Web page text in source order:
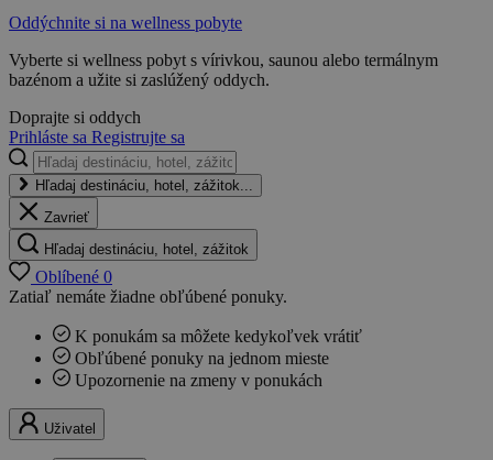
Oddýchnite si na wellness pobyte
Vyberte si wellness pobyt s vírivkou, saunou alebo termálnym
bazénom a užite si zaslúžený oddych.
Doprajte si oddych
Prihláste sa Registrujte sa
Hľadaj destináciu, hotel, zážitok...
Zavrieť
Hľadaj destináciu, hotel, zážitok
Oblíbené 0
Zatiaľ nemáte žiadne obľúbené ponuky.
K ponukám sa môžete kedykoľvek vrátiť
Obľúbené ponuky na jednom mieste
Upozornenie na zmeny v ponukách
Uživatel